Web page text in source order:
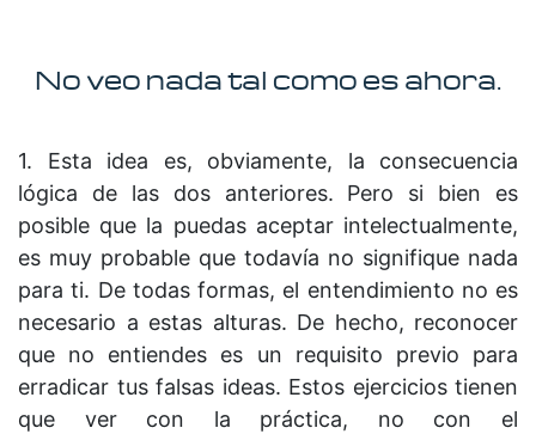
No veo nada tal como es ahora.
1. Esta idea es, obviamente, la consecuencia
lógica de las dos anteriores. Pero si bien es
posible que la puedas aceptar intelectualmente,
es muy probable que todavía no signifique nada
para ti. De todas formas, el entendimiento no es
necesario a estas alturas. De hecho, reconocer
que no entiendes es un requisito previo para
erradicar tus falsas ideas. Estos ejercicios tienen
que ver con la práctica, no con el